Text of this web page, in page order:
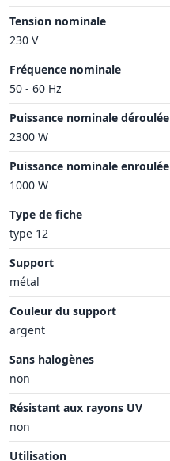
Tension nominale
230 V
Fréquence nominale
50 - 60 Hz
Puissance nominale déroulée
2300 W
Puissance nominale enroulée
1000 W
Type de fiche
type 12
Support
métal
Couleur du support
argent
Sans halogènes
non
Résistant aux rayons UV
non
Utilisation